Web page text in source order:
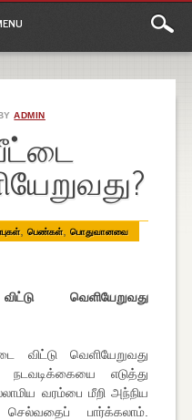
ADMIN
, பெண்கள், பொதுவானவை
வெளியேறுவது
வெளியேறுவது
நடவடிக்கையை எடுத்து
வரம்பை மீறி அந்நிய
பார்க்கலாம்.